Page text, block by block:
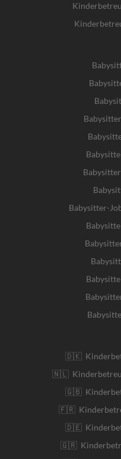
Babysitter-
🇩🇰
🇳🇱
🇬🇧
🇫🇷
🇩🇪
🇬🇷